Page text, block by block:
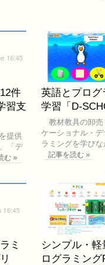
16:45
件
習支
提供
「デ
む »
英語とプログ
学習「D-
教材教具の卸売
ケーショナル・
ラミングを学び
記事を読む »
16:45
ミ
シンプル・
ログラミング